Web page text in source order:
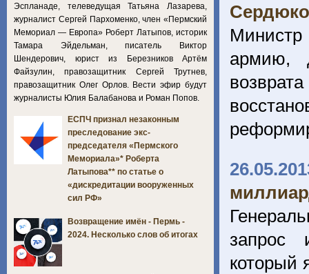
Министр
армию,
запрос
который
Эспланаде, телеведущая Татьяна Лазарева,
журналист Сергей Пархоменко, член «Пермский
Мемориал — Европа» Роберт Латыпов, историк
Тамара Эйдельман, писатель Виктор
Шендерович, юрист из Березников Артём
Файзулин, правозащитник Сергей Трутнев,
правозащитник Олег Орлов. Вести эфир будут
журналисты Юлия Балабанова и Роман Попов.
ЕСПЧ признал незаконным
преследование экс-
председателя «Пермского
Мемориала»* Роберта
Латыпова** по статье о
«дискредитации вооруженных
сил РФ»
Возвращение имён - Пермь -
2024. Несколько слов об итогах